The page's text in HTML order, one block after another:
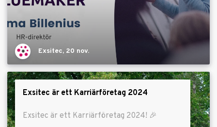
Exsitec, 20 nov.
Exsitec är ett Karriärföretag 2024
Exsitec är ett Karriärföretag 2024! 🎉